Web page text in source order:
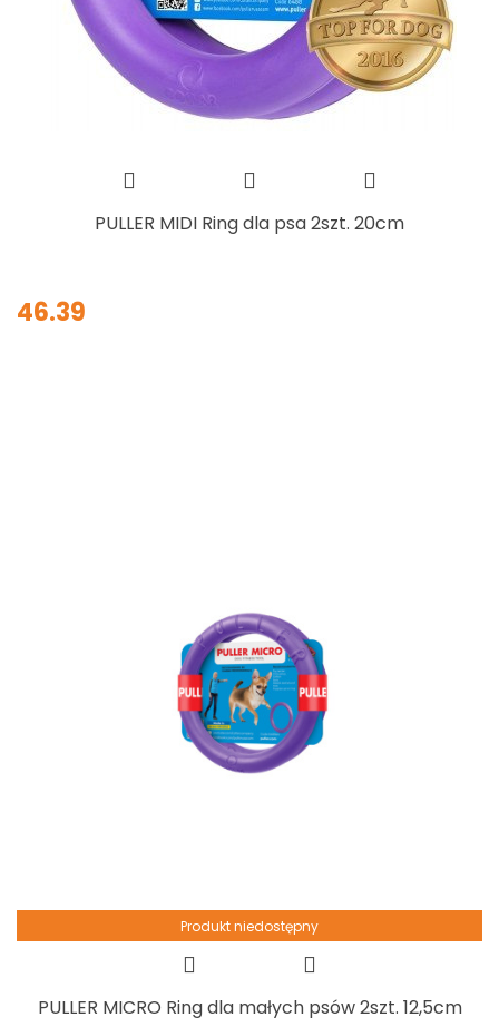
PULLER MIDI Ring dla psa 2szt. 20cm
46.39
Produkt niedostępny
PULLER MICRO Ring dla małych psów 2szt. 12,5cm